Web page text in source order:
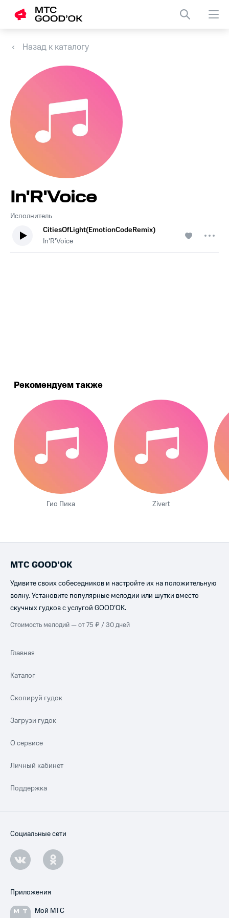
Назад к каталогу
Исполнитель
In'R'Voice
CitiesOfLight(EmotionCodeRemix)
In'R'Voice
Рекомендуем также
Гио Пика Zivert
МТС GOOD’OK
Удивите своих собеседников и настройте их на положительную
волну. Установите популярные мелодии или шутки вместо
скучных гудков с услугой GOOD’OK.
Стоимость мелодий — от 75 ₽ / 30 дней
Главная
Каталог
Скопируй гудок
Загрузи гудок
О сервисе
Личный кабинет
Поддержка
Социальные сети
Приложения
Мой МТС